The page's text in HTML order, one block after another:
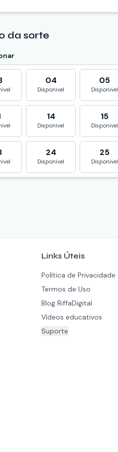
da sorte
04
Disponivel
05
Disponivel
14
Disponivel
15
Disponivel
24
Disponivel
25
Disponivel
Links Úteis
Política de Privacidade
Termos de Uso
Blog RiffaDigital
Vídeos educativos
Suporte